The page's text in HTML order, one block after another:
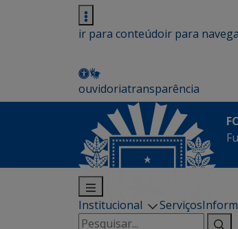
ir para conteúdoir para
ouvidoriatransparência
Institucional Serviços
Pesquisar